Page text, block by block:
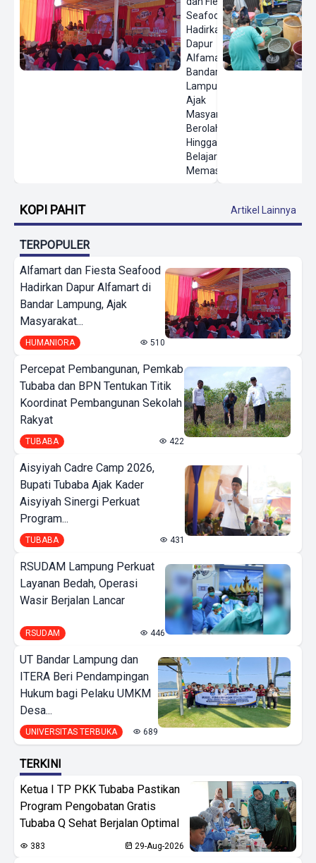
Seafood
Hadirkan
Dapur
Alfamart di
Bandar
Lampung,
Ajak
Masyarakat
Berolahraga
Hingga
Belajar
Memasak
KOPI PAHIT Artikel Lainnya
TERPOPULER
Alfamart dan Fiesta Seafood
Hadirkan Dapur Alfamart di
Bandar Lampung, Ajak
Masyarakat...
HUMANIORA 510
Percepat Pembangunan, Pemkab
Tubaba dan BPN Tentukan Titik
Koordinat Pembangunan Sekolah
Rakyat
TUBABA 422
Aisyiyah Cadre Camp 2026,
Bupati Tubaba Ajak Kader
Aisyiyah Sinergi Perkuat
Program...
TUBABA 431
RSUDAM Lampung Perkuat
Layanan Bedah, Operasi
Wasir Berjalan Lancar
RSUDAM 446
UT Bandar Lampung dan
ITERA Beri Pendampingan
Hukum bagi Pelaku UMKM
Desa...
UNIVERSITAS TERBUKA 689
TERKINI
Ketua I TP PKK Tubaba Pastikan
Program Pengobatan Gratis
Tubaba Q Sehat Berjalan Optimal
383 29-Aug-2026